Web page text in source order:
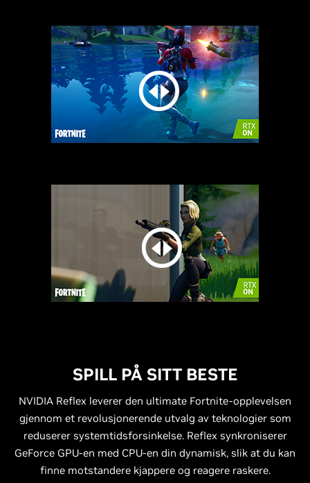
SPILL PÅ SITT BESTE
NVIDIA Reflex leverer den ultimate Fortnite-opplevelsen
gjennom et revolusjonerende utvalg av teknologier som
reduserer systemtidsforsinkelse. Reflex synkroniserer
GeForce GPU-en med CPU-en din dynamisk, slik at du kan
finne motstandere kjappere og reagere raskere.